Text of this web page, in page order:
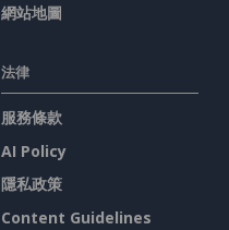
網站地圖
法律
服務條款
AI Policy
隱私政策
Content Guidelines